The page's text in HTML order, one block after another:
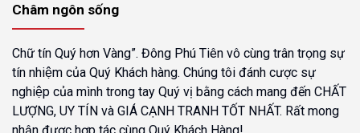
Châm ngôn sống
Chữ tín Quý hơn Vàng”. Đông Phú Tiên vô cùng trân trọng sự
tín nhiệm của Quý Khách hàng. Chúng tôi đánh cược sự
nghiệp của mình trong tay Quý vị bằng cách mang đến CHẤT
LƯỢNG, UY TÍN và GIÁ CẠNH TRANH TỐT NHẤT. Rất mong
nhận được hợp tác cùng Quý Khách Hàng!